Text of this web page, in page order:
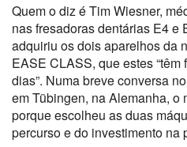
Quem o diz é TimWiesner,
nas fresadoras dentárias E4 e
adquiriu os dois aparelhos da
EASE CLASS, que estes
dias”. Numa breve conversa
emTübingen, na Alemanha, o
porque escolheu as duas
percurso e do investimento na